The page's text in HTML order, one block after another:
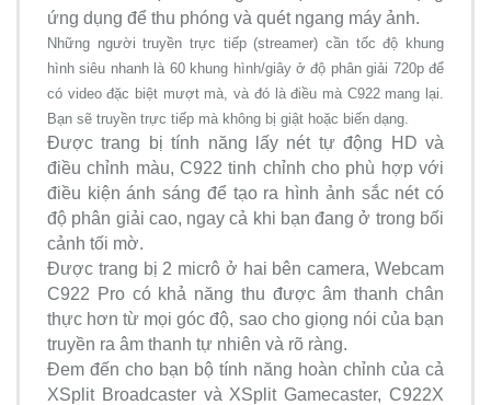
ứng dụng để thu phóng và quét ngang máy ảnh.
Những người truyền trực tiếp (streamer) cần tốc độ khung
hình siêu nhanh là 60 khung hình/giây ở độ phân giải 720p để
có video đặc biệt mượt mà, và đó là điều mà C922 mang lại.
Bạn sẽ truyền trực tiếp mà không bị giật hoặc biến dạng.
Được trang bị tính năng lấy nét tự động HD và
điều chỉnh màu, C922 tinh chỉnh cho phù hợp với
điều kiện ánh sáng để tạo ra hình ảnh sắc nét có
độ phân giải cao, ngay cả khi bạn đang ở trong bối
cảnh tối mờ.
Được trang bị 2 micrô ở hai bên camera, Webcam
C922 Pro có khả năng thu được âm thanh chân
thực hơn từ mọi góc độ, sao cho giọng nói của bạn
truyền ra âm thanh tự nhiên và rõ ràng.
Đem đến cho bạn bộ tính năng hoàn chỉnh của cả
XSplit Broadcaster và XSplit Gamecaster, C922X